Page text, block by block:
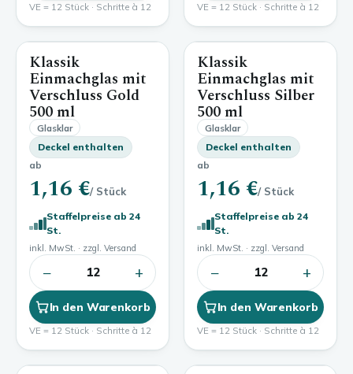
VE = 12 Stück · Schritte à 12 VE = 12 Stück · Schritte à 12
Klassik
Einmachglas mit
Verschluss Gold
500 ml
Glasklar
Deckel enthalten
ab
1,16 €/ Stück
Staffelpreise ab 24
St.
inkl. MwSt. · zzgl. Versand
− 12 +
In den Warenkorb
VE = 12 Stück · Schritte à 12
Klassik
Einmachglas mit
Verschluss Silber
500 ml
Glasklar
Deckel enthalten
ab
1,16 €/ Stück
Staffelpreise ab 24
St.
inkl. MwSt. · zzgl. Versand
− 12 +
In den Warenkorb
VE = 12 Stück · Schritte à 12